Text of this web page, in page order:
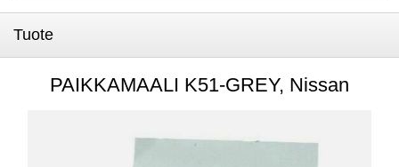
Tuote
PAIKKAMAALI K51-GREY, Nissan